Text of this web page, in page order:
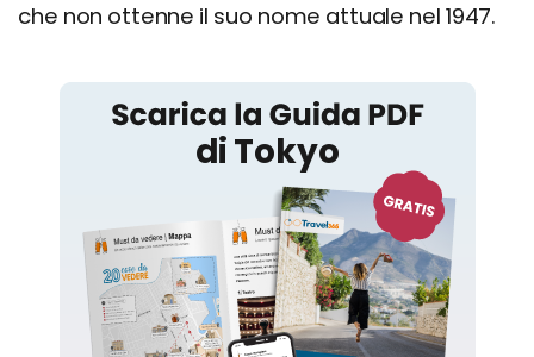
che non ottenne il suo nome attuale nel 1947.
Tokyo